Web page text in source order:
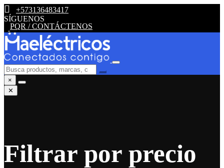
+573136483417
SÍGUENOS
PQR / CONTÁCTENOS
×
✕
Filtrar por precio